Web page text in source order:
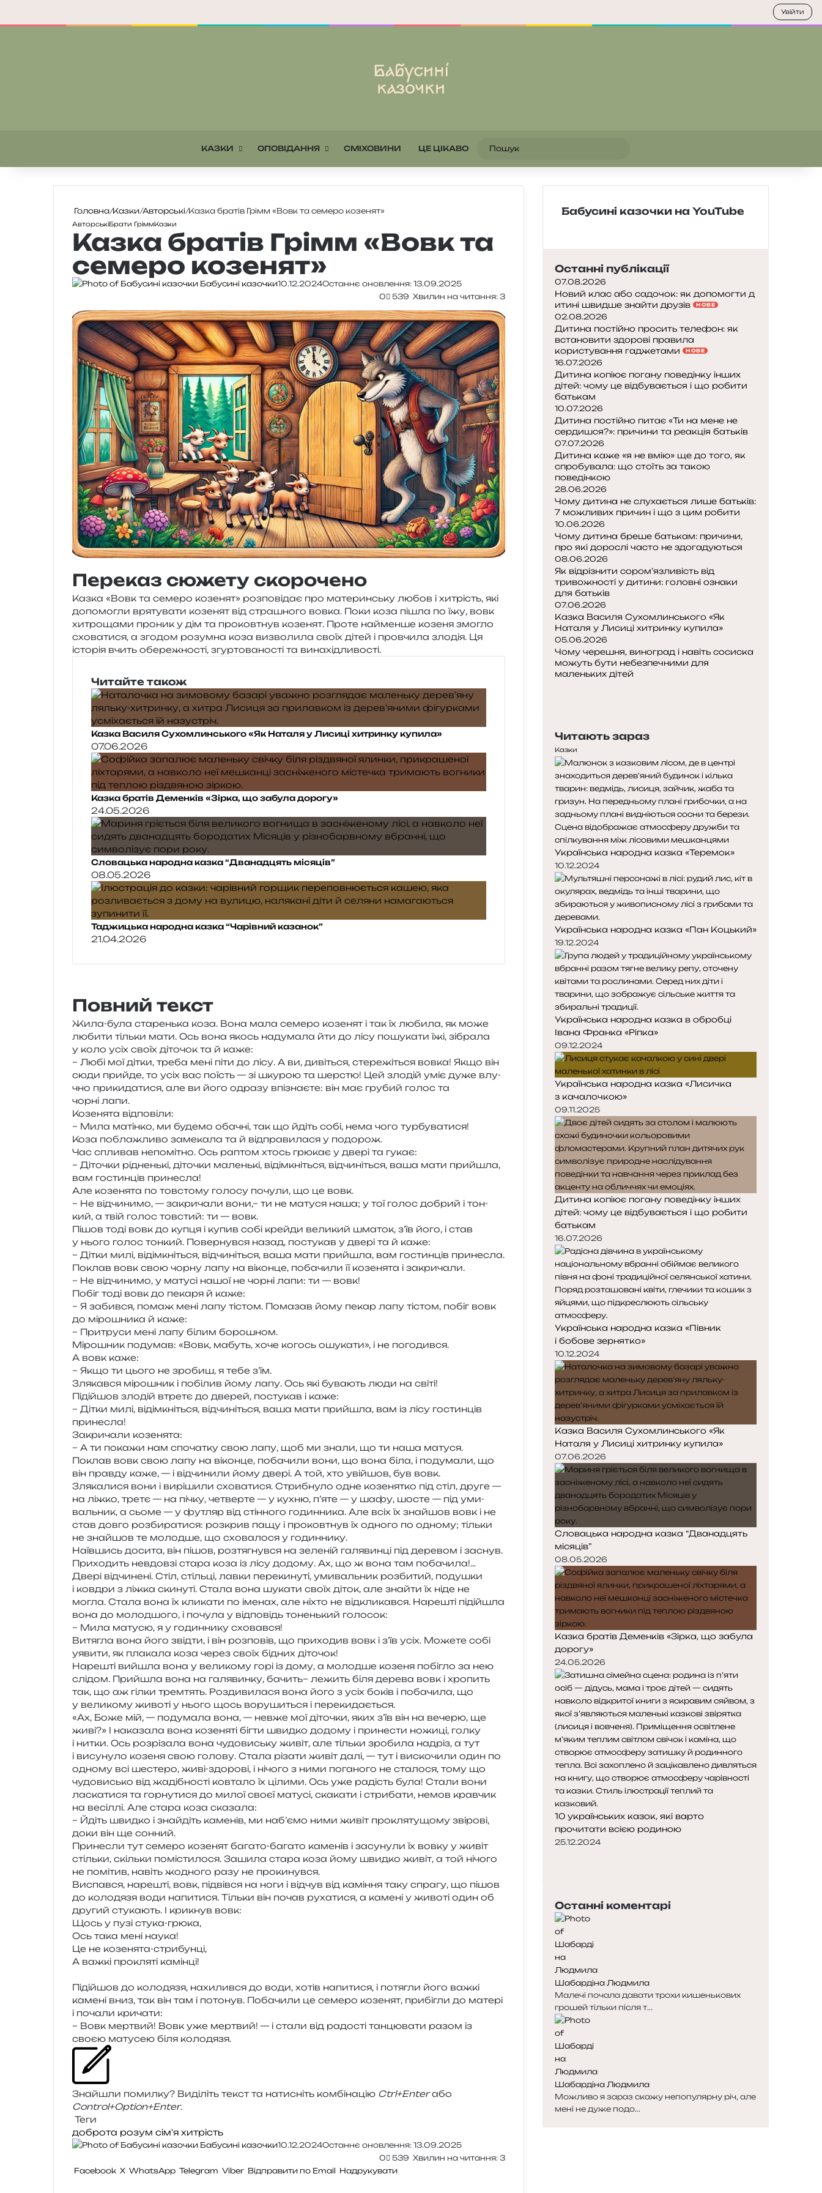
КАЗКИ ОПОВІДАННЯ СМІХОВИНИ ЦЕ ЦІКАВО
Головна/Казки/Авторські/Казка братів Грімм «Вовк та семеро козенят»
АвторськіБрати ГріммКазки
Казка братів Грімм «Вовк та
семеро козенят»
Бабусині казочки10.12.2024Останнє оновлення: 13.09.2025
0
539 Хвилин на читання: 3
Переказ сюжету скорочено
Казка «Вовк та семе­ро козе­нят» роз­по­від­ає про мате­рин­ську любов і хитрість, які
допо­мо­гли вря­ту­ва­ти козе­нят від стра­шно­го вовка. Поки коза пішла по їжу, вовк
хитро­ща­ми про­ник у дім та про­ков­тнув козе­нят. Проте най­мен­ше козе­ня змо­гло
схо­ва­ти­ся, а зго­дом розум­на коза визво­ли­ла своїх дітей і пров­чи­ла зло­дія. Ця
істо­рія вчить обе­ре­жно­сті, згур­то­ва­но­сті та винахідливості.
Читайте також
Казка Василя Сухомлинського «Як Наталя у Лисиці хитринку купила»
07.06.2026
Казка братів Деменків «Зірка, що забула дорогу»
24.05.2026
Словацька народна казка “Дванадцять місяців”
08.05.2026
Таджицька народна казка “Чарівний казанок”
21.04.2026
Повний текст
Жила-була ста­рень­ка коза. Вона мала семе­ро козе­нят і так їх люби­ла, як може
люби­ти тіль­ки мати. Ось вона якось наду­ма­ла йти до лісу пошу­ка­ти їжі, зібра­ла
у коло усіх своїх діто­чок та й каже:
– Любі мої дітки, треба мені піти до лісу. А ви, диві­ться, сте­ре­жі­ться вовка! Якщо він
сюди при­йде, то усіх вас поїсть — зі шку­рою та шер­стю! Цей зло­дій уміє дуже влу­
чно при­ки­да­ти­ся, але ви його одра­зу впі­зна­є­те: він має гру­бий голос та
чорні лапи.
Козенята від­по­ві­ли:
– Мила матін­ко, ми буде­мо оба­чні, так що йдіть собі, нема чого турбуватися!
Коза побла­жли­во заме­ка­ла та й від­пра­ви­ла­ся у подорож.
Час спли­вав непо­мі­тно. Ось раптом хтось грю­кає у двері та гукає:
– Діточки ріднень­кі, діто­чки малень­кі, віді­мкні­ться, від­чи­ні­ться, ваша мати при­йшла,
вам гостин­ців принесла!
Але козе­ня­та по тов­сто­му голо­су почу­ли, що це вовк.
– Не від­чи­ни­мо, — закри­ча­ли вони,– ти не мату­ся наша; у тої голос добрий і тон­
кий, а твій голос тов­стий: ти — вовк.
Пішов тоді вовк до купця і купив собі крей­ди вели­кий шма­ток, з’їв його, і став
у нього голос тон­кий. Повернувся назад, посту­кав у двері та й каже:
– Дітки милі, віді­мкні­ться, від­чи­ні­ться, ваша мати при­йшла, вам гостин­ців принесла.
Поклав вовк свою чорну лапу на вікон­це, поба­чи­ли її козе­ня­та і закричали.
– Не від­чи­ни­мо, у мату­сі нашої не чорні лапи: ти — вовк!
Побіг тоді вовк до пека­ря й каже:
– Я забив­ся, помаж мені лапу тістом. Помазав йому пекар лапу тістом, побіг вовк
до міро­шни­ка й каже:
– Притруси мені лапу білим борошном.
Мірошник поду­мав: «Вовк, мабуть, хоче когось ошу­ка­ти», і не погодився.
А вовк каже:
– Якщо ти цього не зро­биш, я тебе з’їм.
Злякався міро­шник і побі­лив йому лапу. Ось які бува­ють люди на світі!
Підійшов зло­дій втре­тє до две­рей, посту­кав і каже:
– Дітки милі, віді­мкні­ться, від­чи­ні­ться, ваша мати при­йшла, вам із лісу гостин­ців
принесла!
Закричали козе­ня­та:
– А ти пока­жи нам спо­ча­тку свою лапу, щоб ми знали, що ти наша матуся.
Поклав вовк свою лапу на вікон­це, поба­чи­ли вони, що вона біла, і поду­ма­ли, що
він прав­ду каже, — і від­чи­ни­ли йому двері. А той, хто уві­йшов, був вовк.
Злякалися вони і вирі­ши­ли схо­ва­ти­ся. Стрибнуло одне козе­ня­тко під стіл, друге —
на ліжко, третє — на пічку, четвер­те — у кухню, п’яте — у шафу, шосте — під уми­
валь­ник, а сьоме — у футляр від стін­но­го годин­ни­ка. Але всіх їх зна­йшов вовк і не
став довго роз­би­ра­ти­ся: роз­крив пащу і про­ков­тнув їх одно­го по одно­му; тіль­ки
не зна­йшов те молод­ше, що схо­ва­ло­ся у годиннику.
Наївшись доси­та, він пішов, роз­тя­гнув­ся на зеле­ній галя­вин­ці під дере­вом і заснув.
Приходить невдов­зі стара коза із лісу додо­му. Ах, що ж вона там поба­чи­ла!…
Двері від­чи­не­ні. Стіл, стіль­ці, лавки пере­ки­ну­ті, уми­валь­ник роз­би­тий, поду­шки
і ков­дри з ліжка ски­ну­ті. Стала вона шука­ти своїх діток, але зна­йти їх ніде не
могла. Стала вона їх кли­ка­ти по іме­нах, але ніхто не від­кли­кав­ся. Нарешті піді­йшла
вона до молод­шо­го, і почу­ла у від­по­відь тонень­кий голосок:
– Мила мату­сю, я у годин­ни­ку сховався!
Витягла вона його звід­ти, і він роз­по­вів, що при­хо­див вовк і з’їв усіх. Можете собі
уяви­ти, як пла­ка­ла коза через своїх бідних діточок!
Нарешті вийшла вона у вели­ко­му горі із дому, а молод­ше козе­ня побі­гло за нею
слі­дом. Прийшла вона на галя­вин­ку, бачить– лежить біля дере­ва вовк і хро­пить
так, що аж гілки трем­тять. Роздивилася вона його з усіх боків і поба­чи­ла, що
у вели­ко­му живо­ті у нього щось вору­ши­ться і перекидається.
«Ах, Боже мій, — поду­ма­ла вона, — невже мої діто­чки, яких з’їв він на вече­рю, ще
живі?» І нака­за­ла вона козе­ня­ті бігти швид­ко додо­му і при­не­сти ножи­ці, голку
і нитки. Ось роз­рі­за­ла вона чудо­ви­ську живіт, але тіль­ки зро­би­ла надріз, а тут
і вису­ну­ло козе­ня свою голо­ву. Стала різа­ти живіт далі, — тут і виско­чи­ли один по
одно­му всі шесте­ро, живі-здо­ро­ві, і нічо­го з ними пога­но­го не ста­ло­ся, тому що
чудо­ви­сько від жаді­бно­сті ков­та­ло їх ціли­ми. Ось уже радість була! Стали вони
ласка­ти­ся та гор­ну­ти­ся до милої своєї мату­сі, ска­ка­ти і стри­ба­ти, немов крав­чик
на весіл­лі. Але стара коза сказала:
– Йдіть швид­ко і зна­йдіть каме­нів, ми наб’ємо ними живіт про­кля­ту­що­му зві­ро­ві,
доки він ще сонний.
Принесли тут семе­ро козе­нят бага­то-бага­то каме­нів і засу­ну­ли їх вовку у живіт
стіль­ки, скіль­ки помі­сти­ло­ся. Зашила стара коза йому швид­ко живіт, а той нічо­го
не помі­тив, навіть жодно­го разу не прокинувся.
Виспався, наре­шті, вовк, під­вів­ся на ноги і від­чув від камі­н­ня таку спра­гу, що пішов
до коло­дя­зя води напи­ти­ся. Тільки він почав руха­ти­ся, а каме­ні у живо­ті один об
дру­гий сту­ка­ють. І кри­кнув вовк:
Щось у пузі стука-грюка,
Ось така мені наука!
Це не козе­ня­та-стри­бун­ці,
А важкі про­кля­ті камін­ці!
Підійшов до коло­дя­зя, нахи­лив­ся до води, хотів напи­ти­ся, і потя­гли його важкі
каме­ні вниз, так він там і пото­нув. Побачили це семе­ро козе­нят, при­бі­гли до мате­рі
і поча­ли кричати:
– Вовк мер­твий! Вовк уже мер­твий! — і стали від радо­сті тан­цю­ва­ти разом із
своєю мату­сею біля колодязя.
Знайшли помил­ку? Виділіть текст та нати­сніть ком­бі­на­цію Ctrl+Enterабо
Control+Option+Enter.
Теги
доброта розум сім'я хитрість
Бабусині казочки10.12.2024Останнє оновлення: 13.09.2025
0
539 Хвилин на читання: 3
Facebook X WhatsApp Telegram Viber Відправити по Email Надрукувати
Бабусині казочки на YouTube
Останні публікації
07.08.2026
Новий клас або садочок: як допомогти д
итині швидше знайти друзів
НОВЕ
02.08.2026
Дитина постійно просить телефон: як
встановити здорові правила
користування гаджетами
НОВЕ
16.07.2026
Дитина копіює погану поведінку інших
дітей: чому це відбувається і що робити
батькам
10.07.2026
Дитина постійно питає «Ти на мене не
сердишся?»: причини та реакція батьків
07.07.2026
Дитина каже «я не вмію» ще до того, як
спробувала: що стоїть за такою
поведінкою
28.06.2026
Чому дитина не слухається лише батьків:
7 можливих причин і що з цим робити
10.06.2026
Чому дитина бреше батькам: причини,
про які дорослі часто не здогадуються
08.06.2026
Як відрізнити сором’язливість від
тривожності у дитини: головні ознаки
для батьків
07.06.2026
Казка Василя Сухомлинського «Як
Наталя у Лисиці хитринку купила»
05.06.2026
Чому черешня, виноград і навіть сосиска
можуть бути небезпечними для
маленьких дітей
Читають зараз
Казки
Українська народна казка «Теремок»
10.12.2024
Українська народна казка «Пан Коцький»
19.12.2024
Українська народна казка в обробці
Івана Франка «Ріпка»
09.12.2024
Українська народна казка «Лисичка
з качалочкою»
09.11.2025
Дитина копіює погану поведінку інших
дітей: чому це відбувається і що робити
батькам
16.07.2026
Українська народна казка «Півник
і бобове зернятко»
10.12.2024
Казка Василя Сухомлинського «Як
Наталя у Лисиці хитринку купила»
07.06.2026
Словацька народна казка “Дванадцять
місяців”
08.05.2026
Казка братів Деменків «Зірка, що забула
дорогу»
24.05.2026
10 українських казок, які варто
прочитати всією родиною
25.12.2024
Останні коментарі
Шабардіна Людмила
Малечі почала давати трохи кишенькових
грошей тільки після т...
Шабардіна Людмила
Можливо я зараз скажу непопулярну річ, але
мені не дуже подо...
Увійти